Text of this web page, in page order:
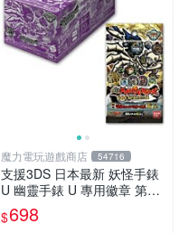
魔力電玩遊戲商店 54716
支援3DS 日本最新 妖怪手錶
U 幽靈手錶 U 專用徽章 第三
幕 鬼島篇 整盒12包 【板橋魔
力】
$698